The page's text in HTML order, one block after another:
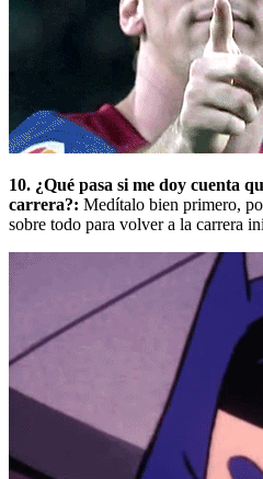
10. ¿Qué pasa si me doy cuenta
carrera?: Medítalo bien primero,
sobre todo para volver a la carrera